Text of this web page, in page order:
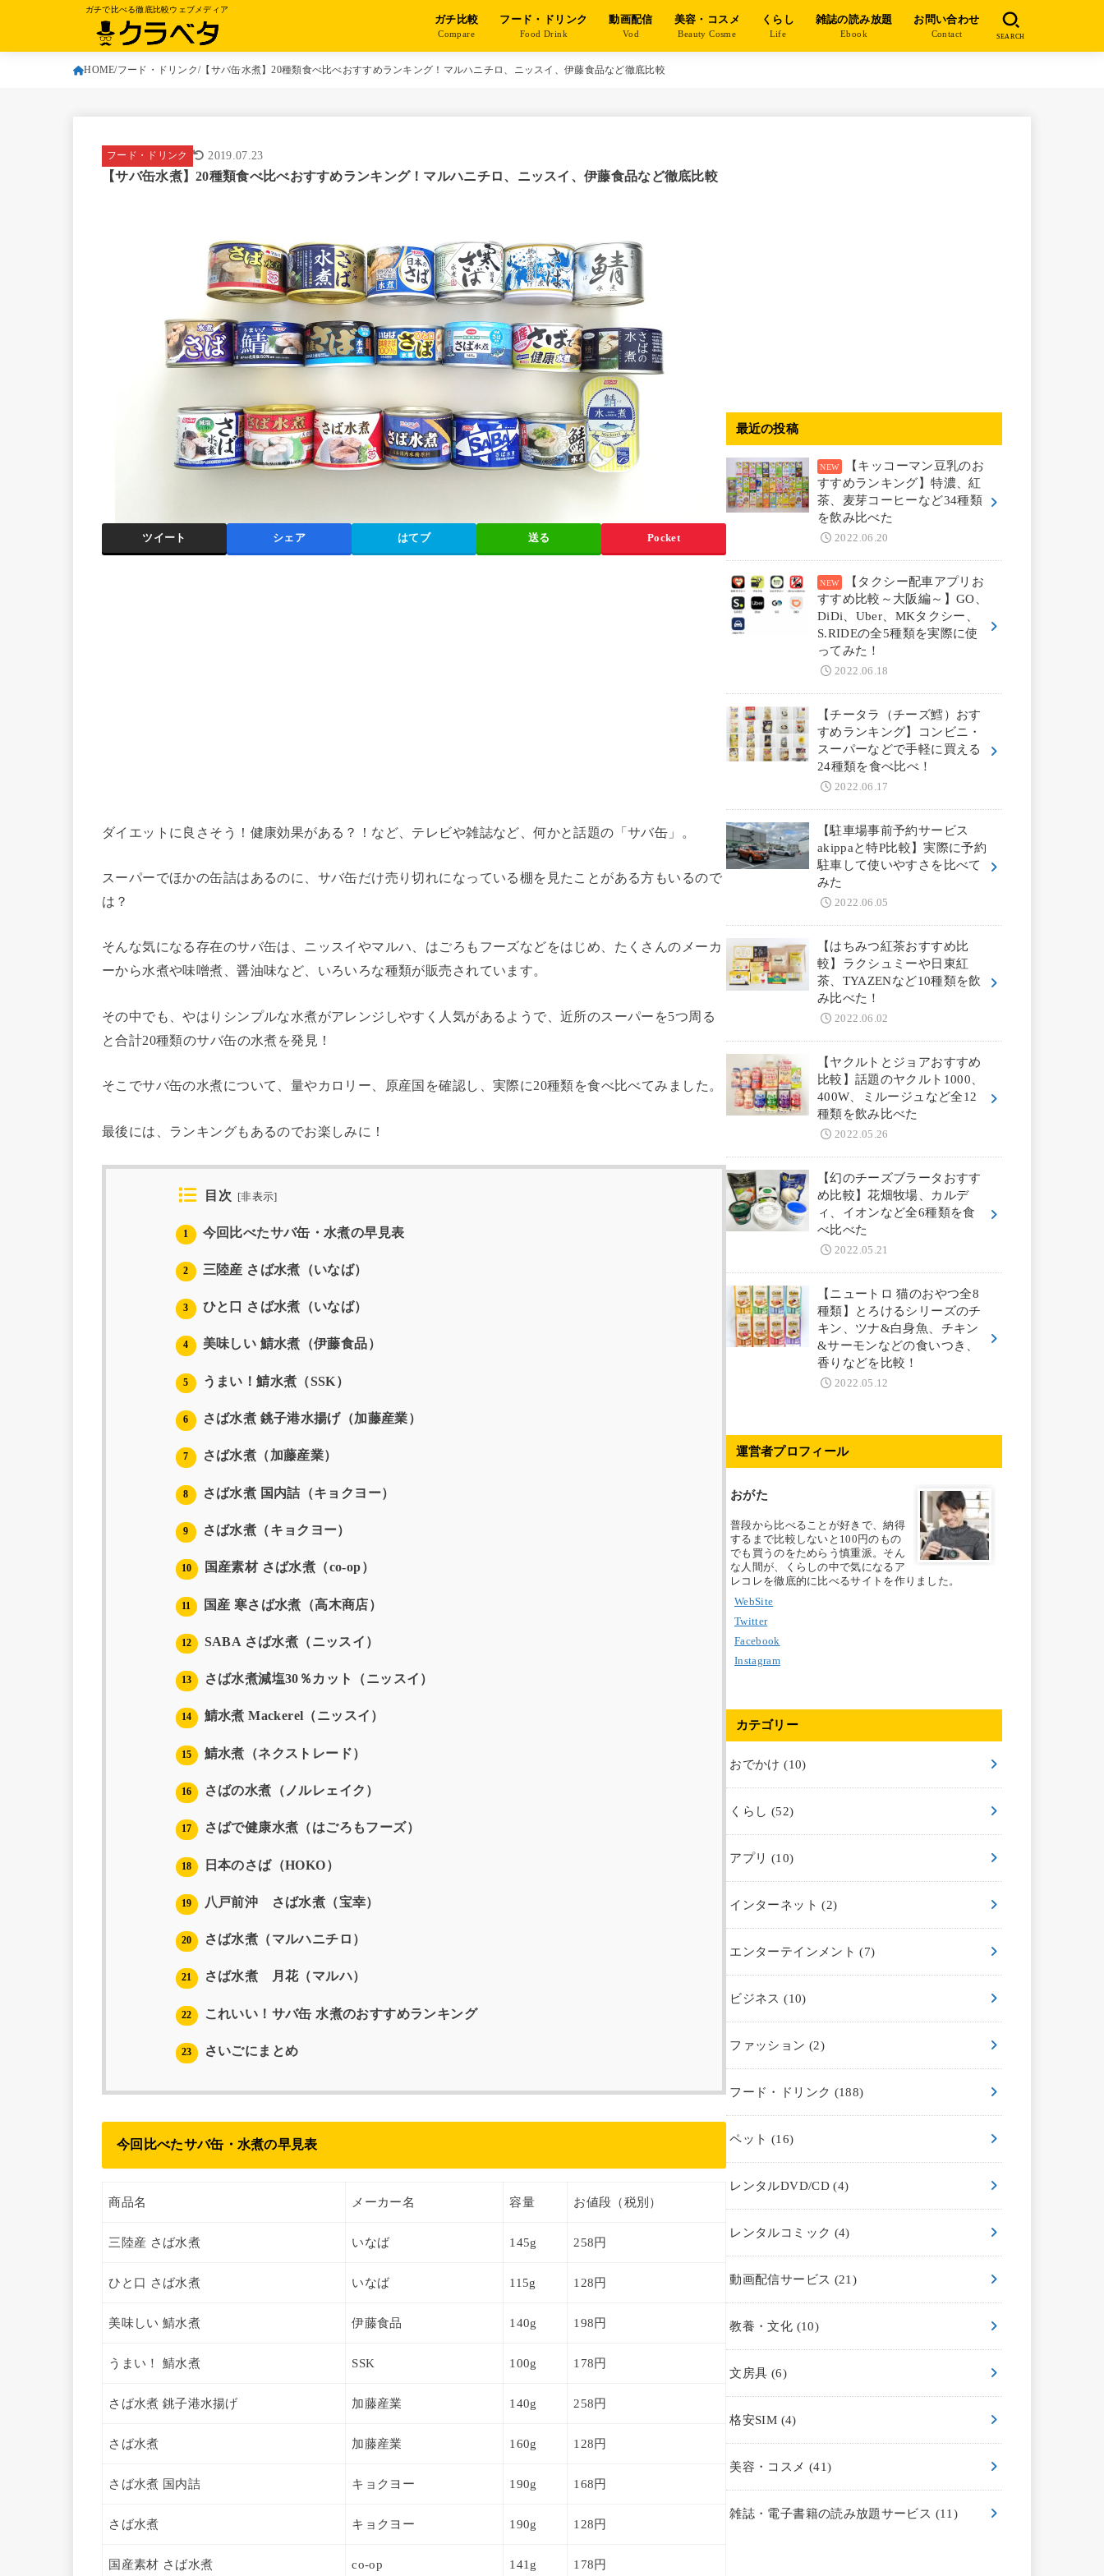
ガチで比べる徹底比較ウェブメディア
ガチ比較
Compare
フード・ドリンク
Food Drink
動画配信
Vod
美容・コスメ
Beauty Cosme
くらし
Life
雑誌の読み放題
Ebook
お問い合わせ
Contact SEARCH
HOME フード・ドリンク 【サバ缶水煮】20種類食べ比べおすすめランキング！マルハニチロ、ニッスイ、伊藤食品など徹底比較
フード・ドリンク 2019.07.23
【サバ缶水煮】20種類食べ比べおすすめランキング！マルハニチロ、ニッスイ、伊藤食品など徹底比較
ツイート シェア はてブ 送る Pocket
ダイエットに良さそう！健康効果がある？！など、テレビや雑誌など、何かと話題の「サバ缶」。
スーパーでほかの缶詰はあるのに、サバ缶だけ売り切れになっている棚を見たことがある方もいるので
は？
そんな気になる存在のサバ缶は、ニッスイやマルハ、はごろもフーズなどをはじめ、たくさんのメーカ
ーから水煮や味噌煮、醤油味など、いろいろな種類が販売されています。
その中でも、やはりシンプルな水煮がアレンジしやすく人気があるようで、近所のスーパーを5つ周る
と合計20種類のサバ缶の水煮を発見！
そこでサバ缶の水煮について、量やカロリー、原産国を確認し、実際に20種類を食べ比べてみました。
最後には、ランキングもあるのでお楽しみに！
目次 [非表示]
1 今回比べたサバ缶・水煮の早見表
2 三陸産 さば水煮（いなば）
3 ひと口 さば水煮（いなば）
4 美味しい 鯖水煮（伊藤食品）
5 うまい！鯖水煮（SSK）
6 さば水煮 銚子港水揚げ（加藤産業）
7 さば水煮（加藤産業）
8 さば水煮 国内詰（キョクヨー）
9 さば水煮（キョクヨー）
10 国産素材 さば水煮（co-op）
11 国産 寒さば水煮（高木商店）
12 SABA さば水煮（ニッスイ）
13 さば水煮減塩30％カット（ニッスイ）
14 鯖水煮 Mackerel（ニッスイ）
15 鯖水煮（ネクストレード）
16 さばの水煮（ノルレェイク）
17 さばで健康水煮（はごろもフーズ）
18 日本のさば（HOKO）
19 八戸前沖 さば水煮（宝幸）
20 さば水煮（マルハニチロ）
21 さば水煮 月花（マルハ）
22 これいい！サバ缶 水煮のおすすめランキング
23 さいごにまとめ
今回比べたサバ缶・水煮の早見表
商品名 メーカー名 容量 お値段（税別）
三陸産 さば水煮 いなば 145g 258円
ひと口 さば水煮 いなば 115g 128円
美味しい 鯖水煮 伊藤食品 140g 198円
うまい！ 鯖水煮 SSK 100g 178円
さば水煮 銚子港水揚げ 加藤産業 140g 258円
さば水煮 加藤産業 160g 128円
さば水煮 国内詰 キョクヨー 190g 168円
さば水煮 キョクヨー 190g 128円
国産素材 さば水煮 co-op 141g 178円
最近の投稿
【キッコーマン豆乳のお
すすめランキング】特濃、紅
茶、麦芽コーヒーなど34種類
を飲み比べた
2022.06.20
【タクシー配車アプリお
すすめ比較～大阪編～】GO、
DiDi、Uber、MKタクシー、
S.RIDEの全5種類を実際に使
ってみた！
2022.06.18
【チータラ（チーズ鱈）おす
すめランキング】コンビニ・
スーパーなどで手軽に買える
24種類を食べ比べ！
2022.06.17
【駐車場事前予約サービス
akippaと特P比較】実際に予約
駐車して使いやすさを比べて
みた
2022.06.05
【はちみつ紅茶おすすめ比
較】ラクシュミーや日東紅
茶、TYAZENなど10種類を飲
み比べた！
2022.06.02
【ヤクルトとジョアおすすめ
比較】話題のヤクルト1000、
400W、ミルージュなど全12
種類を飲み比べた
2022.05.26
【幻のチーズブラータおすす
め比較】花畑牧場、カルデ
ィ、イオンなど全6種類を食
べ比べた
2022.05.21
【ニュートロ 猫のおやつ全8
種類】とろけるシリーズのチ
キン、ツナ&白身魚、チキン
&サーモンなどの食いつき、
香りなどを比較！
2022.05.12
運営者プロフィール
おがた
普段から比べることが好きで、納得
するまで比較しないと100円のもの
でも買うのをためらう慎重派。そん
な人間が、くらしの中で気になるア
レコレを徹底的に比べるサイトを作りました。
WebSite
Twitter
Facebook
Instagram
カテゴリー
おでかけ(10)
くらし (52)
アプリ (10)
インターネット(2)
エンターテインメント(7)
ビジネス(10)
ファッション (2)
フード・ドリンク (188)
ペット (16)
レンタルDVD/CD(4)
レンタルコミック (4)
動画配信サービス (21)
教養・文化 (10)
文房具 (6)
格安SIM (4)
美容・コスメ (41)
雑誌・電子書籍の読み放題サービス (11)